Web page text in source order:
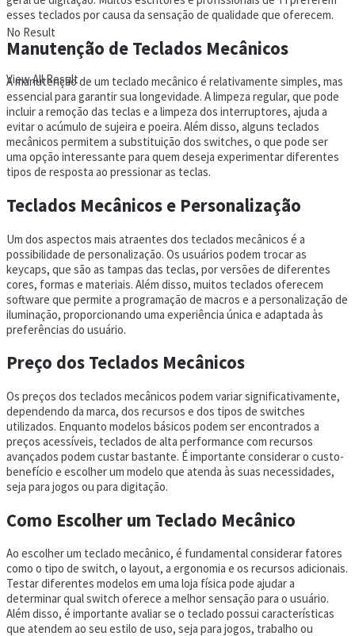
No Result
View All Result
esses teclados por causa da sensação de qualidade que oferecem.
Manutenção de Teclados Mecânicos
A manutenção de um teclado mecânico é relativamente simples, mas
essencial para garantir sua longevidade. A limpeza regular, que pode
incluir a remoção das teclas e a limpeza dos interruptores, ajuda a
evitar o acúmulo de sujeira e poeira. Além disso, alguns teclados
mecânicos permitem a substituição dos switches, o que pode ser
uma opção interessante para quem deseja experimentar diferentes
tipos de resposta ao pressionar as teclas.
Teclados Mecânicos e Personalização
Um dos aspectos mais atraentes dos teclados mecânicos é a
possibilidade de personalização. Os usuários podem trocar as
keycaps, que são as tampas das teclas, por versões de diferentes
cores, formas e materiais. Além disso, muitos teclados oferecem
software que permite a programação de macros e a personalização de
iluminação, proporcionando uma experiência única e adaptada às
preferências do usuário.
Preço dos Teclados Mecânicos
Os preços dos teclados mecânicos podem variar significativamente,
dependendo da marca, dos recursos e dos tipos de switches
utilizados. Enquanto modelos básicos podem ser encontrados a
preços acessíveis, teclados de alta performance com recursos
avançados podem custar bastante. É importante considerar o custo-
benefício e escolher um modelo que atenda às suas necessidades,
seja para jogos ou para digitação.
Como Escolher um Teclado Mecânico
Ao escolher um teclado mecânico, é fundamental considerar fatores
como o tipo de switch, o layout, a ergonomia e os recursos adicionais.
Testar diferentes modelos em uma loja física pode ajudar a
determinar qual switch oferece a melhor sensação para o usuário.
Além disso, é importante avaliar se o teclado possui características
que atendem ao seu estilo de uso, seja para jogos, trabalho ou